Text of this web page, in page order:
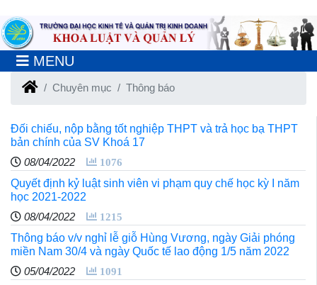
MENU
Chuyên mục Thông báo
Đối chiếu, nộp bằng tốt nghiệp THPT và trả học bạ THPT
bản chính của SV Khoá 17
08/04/2022
1076
Quyết định kỷ luật sinh viên vi phạm quy chế học kỳ I năm
học 2021-2022
08/04/2022
1215
Thông báo v/v nghỉ lễ giỗ Hùng Vương, ngày Giải phóng
miền Nam 30/4 và ngày Quốc tế lao động 1/5 năm 2022
05/04/2022
1091